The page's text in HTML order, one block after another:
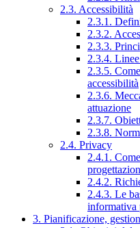
2.3. Accessibilità
2.3.1.
2.3.2.
2.3.3.
2.3.4.
2.3.5.
accessibilità
2.3.6.
attuazione
2.3.7.
2.3.8.
2.4. Privacy
2.4.1.
2.4.2.
2.4.3. Le
informativa
3. Pianificazione,